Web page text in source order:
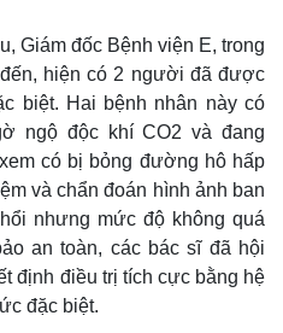
Giám đốc Bệnh viện E, trong
hiện có 2 người đã được
biệt. Hai bệnh nhân này có
ngộ độc khí CO2 và đang
có bị bỏng đường hô hấp
và chẩn đoán hình ảnh ban
nhưng mức độ không quá
an toàn, các bác sĩ đã hội
định điều trị tích cực bằng hệ
đặc biệt.